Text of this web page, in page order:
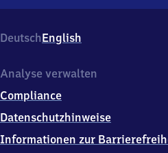
1,
3
5
9
Uchtspringe
DeutschEnglish
Analyse verwalten
Compliance
Datenschutzhinweise
Informationen zur